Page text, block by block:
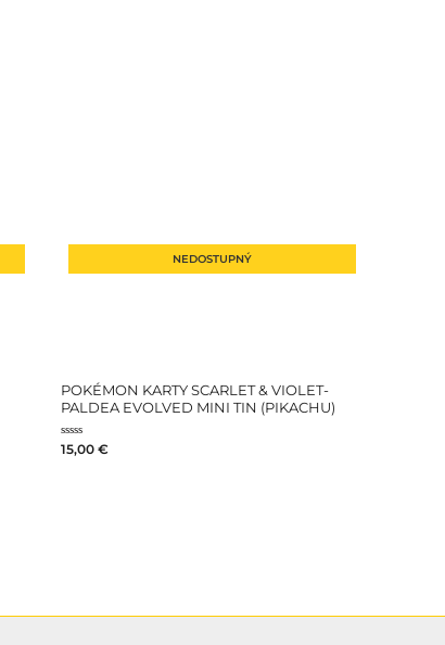
NEDOSTUPNÝ
POKÉMON KARTY SCARLET & VIOLET-
PALDEA EVOLVED MINI TIN (PIKACHU)
Hodnotenie
15,00 €